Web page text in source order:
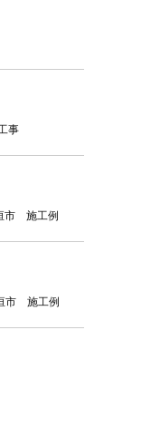
事
市 施工例
市 施工例